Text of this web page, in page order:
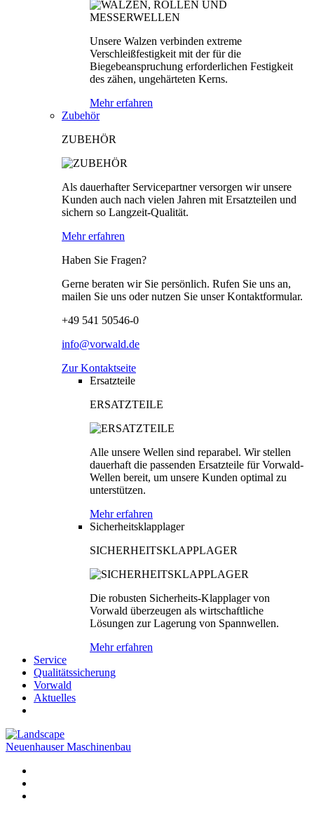
Unsere Walzen verbinden extreme
Verschleißfestigkeit mit der für die
Biegebeanspruchung erforderlichen Festigkeit
des zähen, ungehärteten Kerns.
Mehr erfahren
Zubehör
ZUBEHÖR
Als dauerhafter Servicepartner versorgen wir unsere
Kunden auch nach vielen Jahren mit Ersatzteilen und
sichern so Langzeit-Qualität.
Mehr erfahren
Haben Sie Fragen?
Gerne beraten wir Sie persönlich. Rufen Sie uns an,
mailen Sie uns oder nutzen Sie unser Kontaktformular.
+49 541 50546-0
info@vorwald.de
Zur Kontaktseite
Ersatzteile
ERSATZTEILE
Alle unsere Wellen sind reparabel. Wir stellen
dauerhaft die passenden Ersatzteile für Vorwald-
Wellen bereit, um unsere Kunden optimal zu
unterstützen.
Mehr erfahren
Sicherheitsklapplager
SICHERHEITSKLAPPLAGER
Die robusten Sicherheits-Klapplager von
Vorwald überzeugen als wirtschaftliche
Lösungen zur Lagerung von Spannwellen.
Mehr erfahren
Service
Qualitätssicherung
Vorwald
Aktuelles
Neuenhauser Maschinenbau